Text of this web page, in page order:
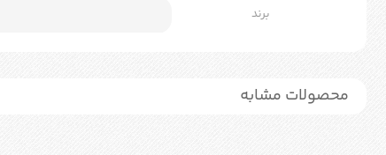
برند
محصولات مشابه